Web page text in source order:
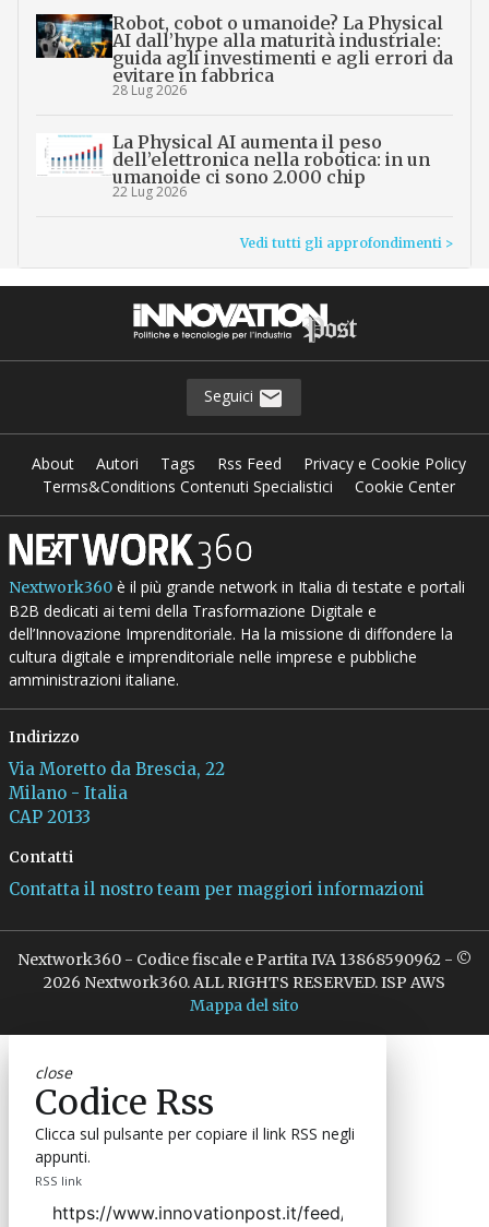
Robot, cobot o umanoide? La Physical
AI dall’hype alla maturità industriale:
guida agli investimenti e agli errori da
evitare in fabbrica
28 Lug 2026
La Physical AI aumenta il peso
dell’elettronica nella robotica: in un
umanoide ci sono 2.000 chip
22 Lug 2026
Vedi tutti gli approfondimenti >
Seguici
About Autori Tags Rss Feed
Privacy e Cookie Policy
Terms&Conditions Contenuti Specialistici
Cookie Center
Nextwork360è il più grande network in Italia di testate e portali
B2B dedicati ai temi della Trasformazione Digitale e
dell’Innovazione Imprenditoriale. Ha la missione di diffondere la
cultura digitale e imprenditoriale nelle imprese e pubbliche
amministrazioni italiane.
Indirizzo
Via Moretto da Brescia, 22
Milano - Italia
CAP 20133
Contatti
Contatta il nostro team per maggiori informazioni
Nextwork360 - Codice fiscale e Partita IVA 13868590962 - ©
2026 Nextwork360. ALL RIGHTS RESERVED. ISP AWS
Mappa del sito
close
Codice Rss
Clicca sul pulsante per copiare il link RSS negli
appunti.
RSS link